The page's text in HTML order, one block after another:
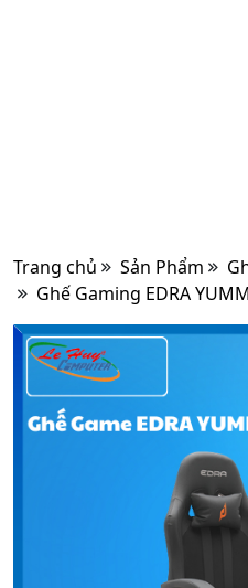
Trang chủ Sản Phẩm
Ghế Gaming EDRA